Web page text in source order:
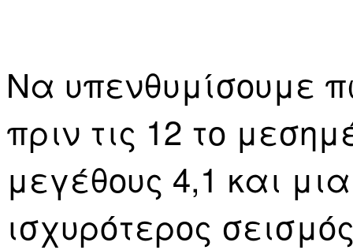
Nα υπενθυμίσουμε
πριν τις 12 το
μεγέθους 4,1 και
ισχυρότερος